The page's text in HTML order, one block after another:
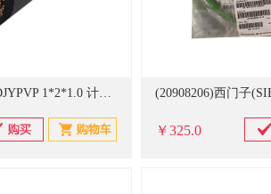
(20841500)丰旭 ZR-DJYPVP 1*2*1.0 计算机电缆 黑色(单位：米)
￥325.0